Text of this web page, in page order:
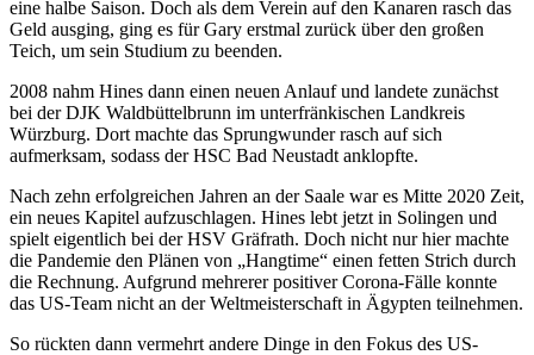
eine halbe Saison. Doch als dem Verein auf den Kanaren rasch das
Geld ausging, ging es für Gary erstmal zurück über den großen
Teich, um sein Studium zu beenden.
2008 nahm Hines dann einen neuen Anlauf und landete zunächst
bei der DJK Waldbüttelbrunn im unterfränkischen Landkreis
Würzburg. Dort machte das Sprungwunder rasch auf sich
aufmerksam, sodass der HSC Bad Neustadt anklopfte.
Nach zehn erfolgreichen Jahren an der Saale war es Mitte 2020 Zeit,
ein neues Kapitel aufzuschlagen. Hines lebt jetzt in Solingen und
spielt eigentlich bei der HSV Gräfrath. Doch nicht nur hier machte
die Pandemie den Plänen von „Hangtime“ einen fetten Strich durch
die Rechnung. Aufgrund mehrerer positiver Corona-Fälle konnte
das US-Team nicht an der Weltmeisterschaft in Ägypten teilnehmen.
So rückten dann vermehrt andere Dinge in den Fokus des US-